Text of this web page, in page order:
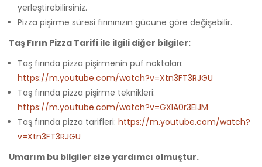
yerleştirebilirsiniz.
Pizza pişirme süresi fırınınızın gücüne göre değişebilir.
Taş Fırın Pizza Tarifi ile ilgili diğer bilgiler:
Taş fırında pizza pişirmenin püf noktaları:
https://m.youtube.com/watch?v=Xtn3FT3RJGU
Taş fırında pizza pişirme teknikleri:
https://m.youtube.com/watch?v=GXlA0r3EIJM
Taş fırında pizza tarifleri: https://m.youtube.com/watch?
v=Xtn3FT3RJGU
Umarım bu bilgiler size yardımcı olmuştur.